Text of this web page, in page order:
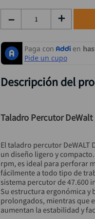
＋
－
Descripción del
Taladro Percutor
El taladro percutor
un diseño ligero y
rpm, es ideal para perforar
fácilmente a todo tipo de
sistema percutor de 47.600
Su estructura ergonómica y
prolongados, mientras que
aumentan la estabilidad y